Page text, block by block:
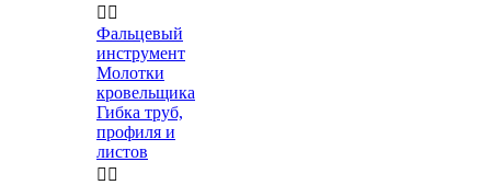
 
Фальцевый
инструмент
Молотки
кровельщика
Гибка труб,
профиля и
листов
 